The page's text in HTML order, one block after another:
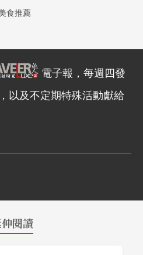
食推薦
電子報，每週四發
以及不定期特殊活動獻給
閱讀